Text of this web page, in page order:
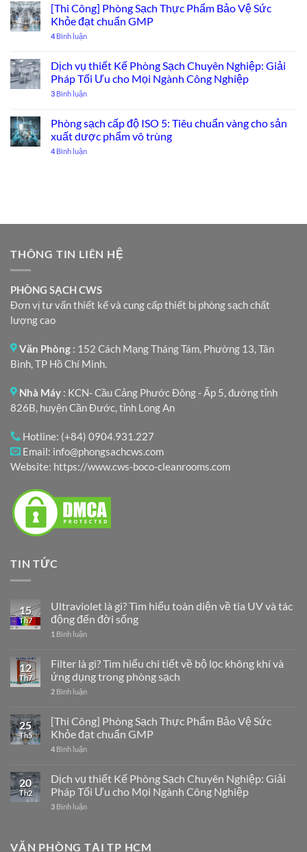
[Thi Công] Phòng Sạch Thực Phẩm Bảo Vệ Sức
Khỏe đạt chuẩn GMP
4Bình luận
Dịch vụ thiết Kế Phòng Sạch Chuyên Nghiệp: Giải
Pháp Tối Ưu cho Mọi Ngành Công Nghiệp
3 Bình luận
Phòng sạch cấp độ ISO 5: Tiêu chuẩn vàng cho sản
xuất dược phẩm vô trùng
4Bình luận
THÔNG TIN LIÊN HỆ
PHÒNG SẠCH CWS
Đơn vị tư vấn thiết kế và cung cấp thiết bị phòng sạch chất
lượng cao
Văn Phòng : 152 Cách Mạng Tháng Tám, Phường 13, Tân
Bình, TP Hồ Chí Minh.
Nhà Máy : KCN- Cầu Cảng Phước Đông - Ấp 5, đường tỉnh
826B, huyện Cần Đước, tỉnh Long An
Hotline: (+84) 0904.931.227
Email: info@phongsachcws.com
Website: https://www.cws-boco-cleanrooms.com
TIN TỨC
15
Th7
Ultraviolet là gì? Tìm hiểu toàn diện về tia UV và tác
động đến đời sống
1 Bình luận
12
Th7
Filter là gì? Tìm hiểu chi tiết về bộ lọc không khí và
ứng dụng trong phòng sạch
2 Bình luận
25
Th5
[Thi Công] Phòng Sạch Thực Phẩm Bảo Vệ Sức
Khỏe đạt chuẩn GMP
4 Bình luận
20
Th2
Dịch vụ thiết Kế Phòng Sạch Chuyên Nghiệp: Giải
Pháp Tối Ưu cho Mọi Ngành Công Nghiệp
3 Bình luận
VĂN PHÒNG TẠI TP HCM